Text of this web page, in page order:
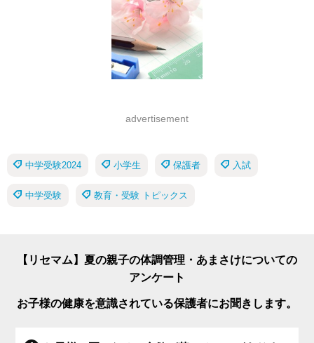
advertisement
中学受験2024 小学生 保護者 入試
中学受験 教育・受験 トピックス
【リセマム】夏の親子の体調管理・あまさけについての
アンケート
お子様の健康を意識されている保護者にお聞きします。